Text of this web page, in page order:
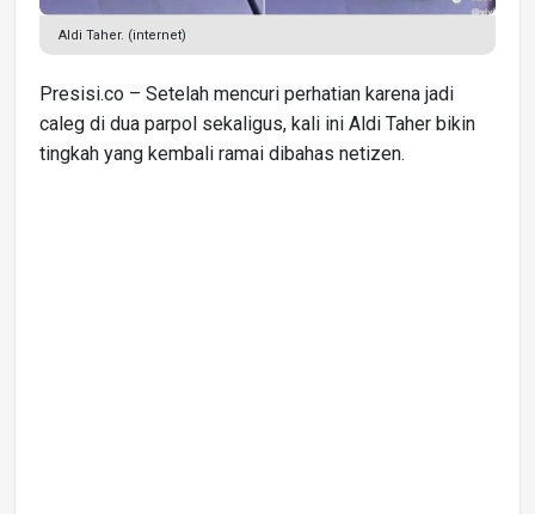
Aldi Taher. (internet)
Presisi.co – Setelah mencuri perhatian karena jadi
caleg di dua parpol sekaligus, kali ini Aldi Taher bikin
tingkah yang kembali ramai dibahas netizen.